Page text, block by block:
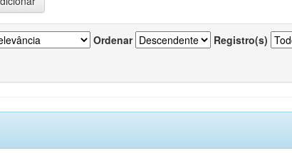
Ordenar Registro(s)